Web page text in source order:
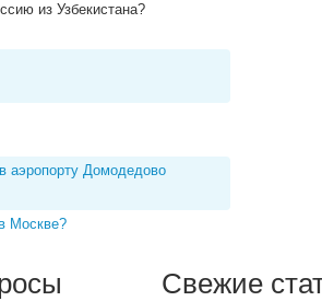
из Узбекистана?
аэропорту Домодедово
Москве?
Свежие